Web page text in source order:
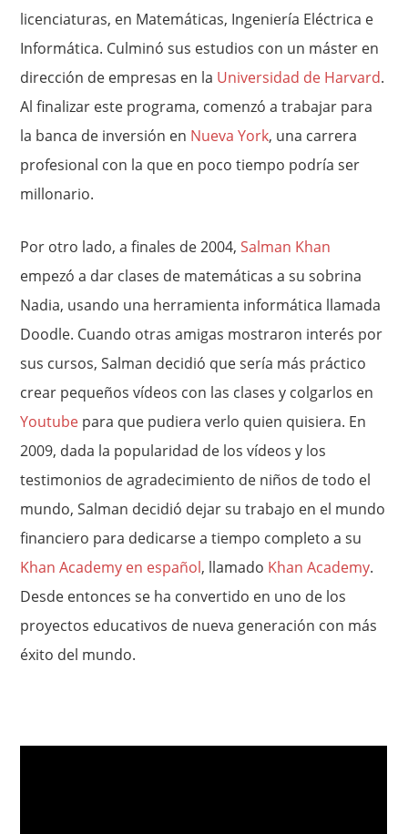
licenciaturas, en Matemáticas, Ingeniería Eléctrica e
Informática. Culminó sus estudios con un máster en
dirección de empresas en la Universidad de Harvard.
Al finalizar este programa, comenzó a trabajar para
la banca de inversión en Nueva York, una carrera
profesional con la que en poco tiempo podría ser
millonario.
Por otro lado, a finales de 2004,Salman Khan
empezó a dar clases de matemáticas a su sobrina
Nadia, usando una herramienta informática llamada
Doodle. Cuando otras amigas mostraron interés por
sus cursos, Salman decidió que sería más práctico
crear pequeños vídeos con las clases y colgarlos en
Youtube para que pudiera verlo quien quisiera. En
2009, dada la popularidad de los vídeos y los
testimonios de agradecimiento de niños de todo el
mundo, Salman decidió dejar su trabajo en el mundo
financiero para dedicarse a tiempo completo a su
Khan Academy en español, llamado Khan Academy.
Desde entonces se ha convertido en uno de los
proyectos educativos de nueva generación con más
éxito del mundo.